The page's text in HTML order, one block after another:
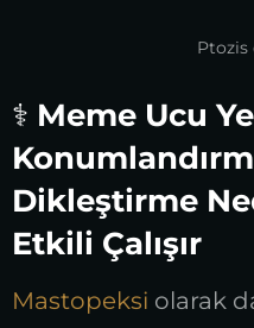
Ptozis
⚕️ Meme Ucu
Dikleştirme
Etkili Çalışır
Mastopeksi olarak